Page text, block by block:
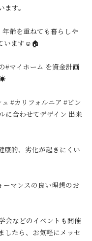
す。
齢を重ねても暮らしや
います☺️🏠
#マイホーム を資金計画
#カリフォルニア #ビン
に合わせてデザイン 出来
康的、劣化が起きにくい
ーマンスの良い理想のお
会などのイベントも開催
したら、お気軽にメッセ